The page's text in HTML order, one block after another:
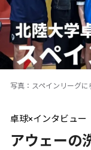
写真：スペインリーグ
卓球×インタビュー
アウェーの